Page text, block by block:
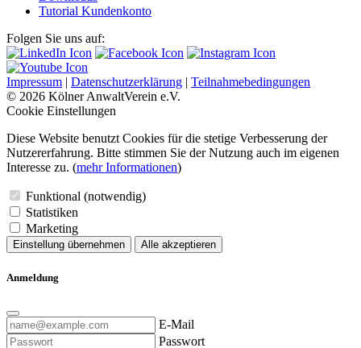
Tutorial Kundenkonto
Folgen Sie uns auf:
Impressum | Datenschutzerklärung | Teilnahmebedingungen
© 2026 Kölner AnwaltVerein e.V.
Cookie Einstellungen
Diese Website benutzt Cookies für die stetige Verbesserung der
Nutzererfahrung. Bitte stimmen Sie der Nutzung auch im eigenen
Interesse zu. (mehr Informationen)
Funktional (notwendig)
Statistiken
Marketing
Einstellung übernehmen Alle akzeptieren
Anmeldung
E-Mail
Passwort